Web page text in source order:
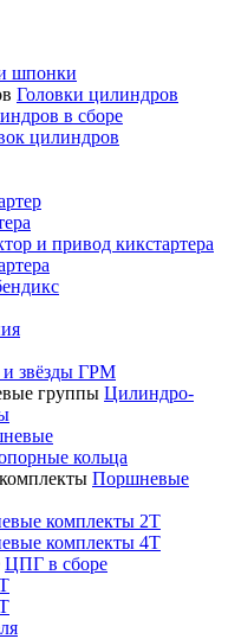
шпонки
Головки цилиндров
в сборе
цилиндров
и привод кикстартера
звёзды ГРМ
группы Цилиндро-
кольца
Поршневые
комплекты 2T
комплекты 4T
ЦПГ в сборе